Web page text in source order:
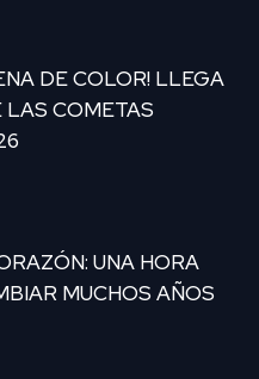
DE COLOR! LLEGA
LAS COMETAS
UNA HORA
MUCHOS AÑOS